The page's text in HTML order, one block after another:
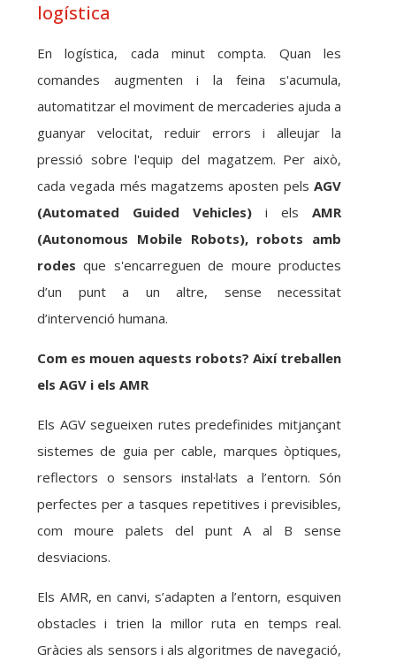
logística
En logística, cada minut compta. Quan les
comandes augmenten i la feina s'acumula,
automatitzar el moviment de mercaderies ajuda a
guanyar velocitat, reduir errors i alleujar la
pressió sobre l'equip del magatzem. Per això,
cada vegada més magatzems aposten pels AGV
(Automated Guided Vehicles) i els AMR
(Autonomous Mobile Robots), robots amb
rodes que s'encarreguen de moure productes
d’un punt a un altre, sense necessitat
d’intervenció humana.
Com es mouen aquests robots? Així treballen
els AGV i els AMR
Els AGV segueixen rutes predefinides mitjançant
sistemes de guia per cable, marques òptiques,
reflectors o sensors instal·lats a l’entorn. Són
perfectes per a tasques repetitives i previsibles,
com moure palets del punt A al B sense
desviacions.
Els AMR, en canvi, s’adapten a l’entorn, esquiven
obstacles i trien la millor ruta en temps real.
Gràcies als sensors i als algoritmes de navegació,